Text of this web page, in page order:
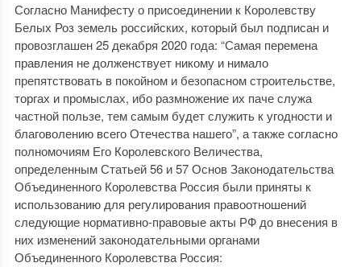
Согласно Манифесту о присоединении к Королевству
Белых Роз земель российских, который был подписан и
провозглашен 25 декабря 2020 года: “Самая перемена
правления не долженствует никому и нимало
препятствовать в покойном и безопасном строительстве,
торгах и промыслах, ибо размножение их паче служа
частной пользе, тем самым будет служить к угодности и
благоволению всего Отечества нашего”, а также согласно
полномочиям Его Королевского Величества,
определенным Статьей 56 и 57 Основ Законодательства
Объединенного Королевства Россия были приняты к
использованию для регулирования правоотношений
следующие нормативно-правовые акты РФ до внесения в
них изменений законодательными органами
Объединенного Королевства Россия: